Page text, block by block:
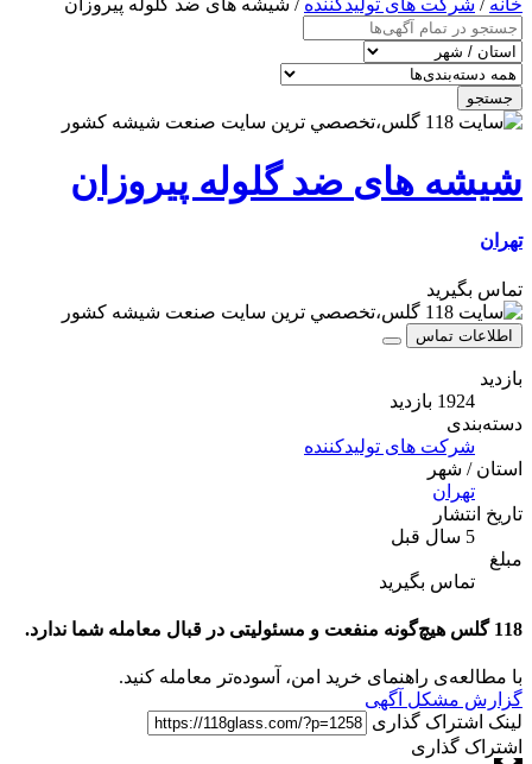
خانه/ شرکت های تولیدکننده/ شیشه های ضد گلوله پیروزان
جستجو
شیشه های ضد گلوله پیروزان
تهران
تماس بگیرید
اطلاعات تماس
بازدید
1924 بازدید
دسته‌بندی
شرکت های تولیدکننده
استان / شهر
تهران
تاریخ انتشار
5 سال قبل
مبلغ
تماس بگیرید
118 گلس هیچ‌گونه منفعت و مسئولیتی در قبال معامله شما ندارد.
با مطالعه‌ی راهنمای خرید امن، آسوده‌تر معامله کنید.
گزارش مشکل آگهی
لینک اشتراک گذاری
اشتراک گذاری